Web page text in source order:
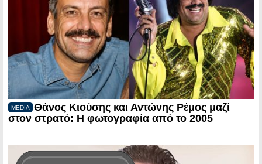
MEDIA
Θάνος Κιούσης και Αντώνης Ρέμος μαζί
στον στρατό: Η φωτογραφία από το 2005